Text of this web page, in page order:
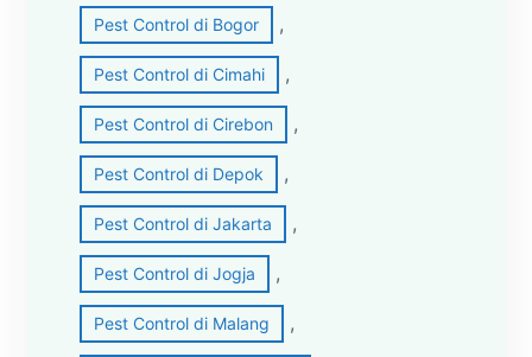
Pest Control di Bogor ,
Pest Control di Cimahi ,
Pest Control di Cirebon ,
Pest Control di Depok ,
Pest Control di Jakarta ,
Pest Control di Jogja ,
Pest Control di Malang ,